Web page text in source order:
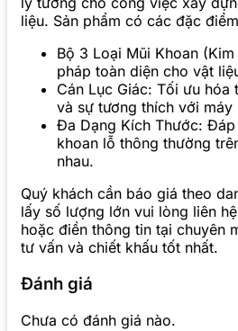
liệu. Sản phẩm có các đặc
Bộ 3 Loại Mũi Khoan
pháp toàn diện cho vật
Cán Lục Giác: Tối ưu
và sự tương thích với máy
Đa Dạng Kích Thước:
khoan lỗ thông thường
nhau.
Quý khách cần báo giá theo
lấy số lượng lớn vui lòng liên hệ
hoặc điền thông tin tại chuyên
tư vấn và chiết khấu tốt nhất.
Đánh giá
Chưa có đánh giá nào.